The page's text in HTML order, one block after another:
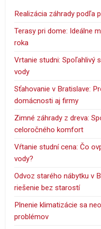
Realizácia záhrady podľa
Terasy pri dome: Ideálne
roka
Vrtanie studni: Spoľahlivý
vody
Sťahovanie v Bratislave:
domácnosti aj firmy
Zimné záhrady z dreva:
celoročného komfort
Vŕtanie studní cena: Čo
vody?
Odvoz starého nábytku v
riešenie bez starostí
Plnenie klimatizácie sa
problémov